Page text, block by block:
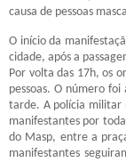
causa de pessoas
O início da
cidade, após a
Por volta das 17h, os
pessoas. O número
tarde. A polícia militar
manifestantes por
do Masp, entre a
manifestantes